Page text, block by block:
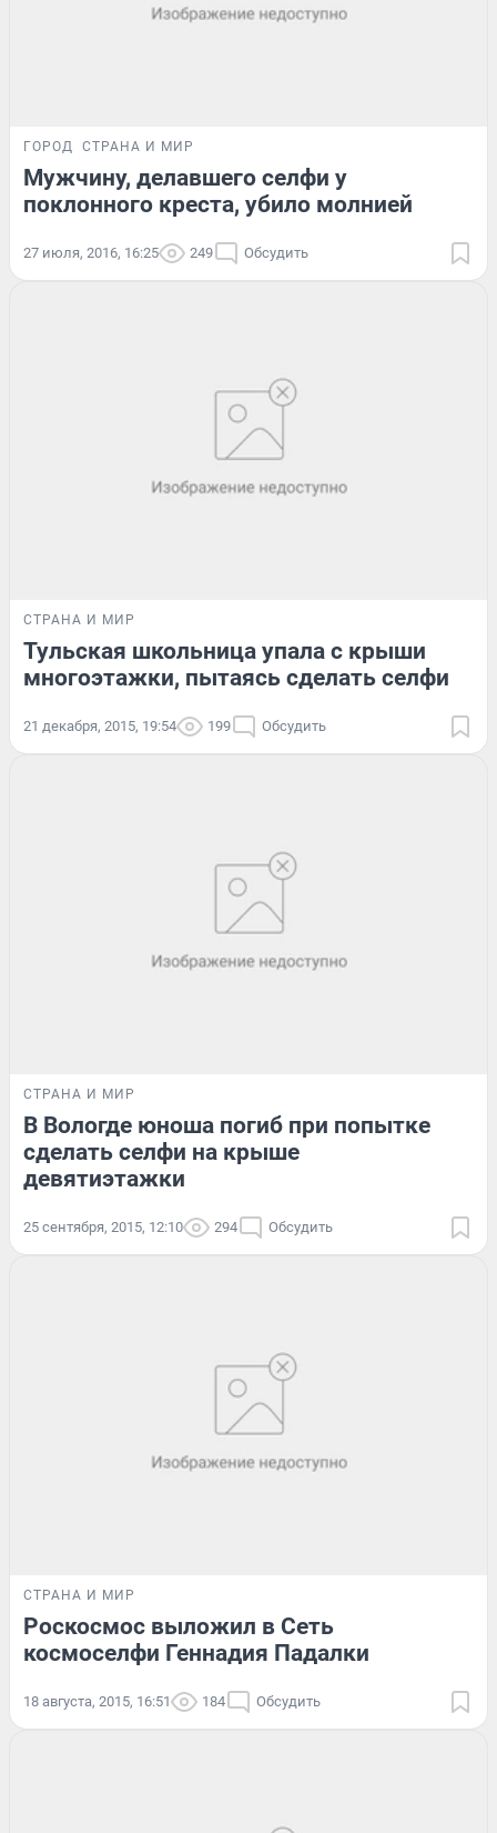
ГОРОД СТРАНА И МИР
Мужчину, делавшего селфи у
поклонного креста, убило молнией
27 июля, 2016, 16:25 249 Обсудить
СТРАНА И МИР
Тульская школьница упала с крыши
многоэтажки, пытаясь сделать селфи
21 декабря, 2015, 19:54 199 Обсудить
СТРАНА И МИР
В Вологде юноша погиб при попытке
сделать селфи на крыше
девятиэтажки
25 сентября, 2015, 12:10 294 Обсудить
СТРАНА И МИР
Роскосмос выложил в Сеть
космоселфи Геннадия Падалки
18 августа, 2015, 16:51 184 Обсудить